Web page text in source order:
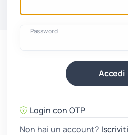
Password
Accedi
Login con OTP
Non hai un account? Iscriviti